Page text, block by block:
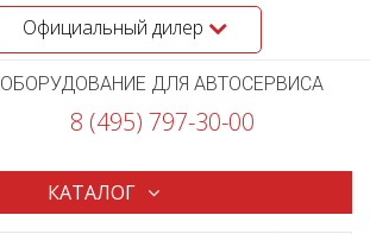
Официальный дилер
ОБОРУДОВАНИЕ ДЛЯ АВТОСЕРВИСА
8 (495) 797-30-00
КАТАЛОГ